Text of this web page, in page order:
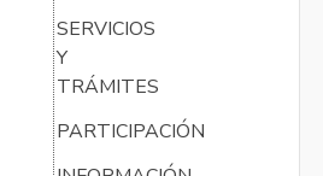
SERVICIOS
Y
TRÁMITES
PARTICIPACIÓN